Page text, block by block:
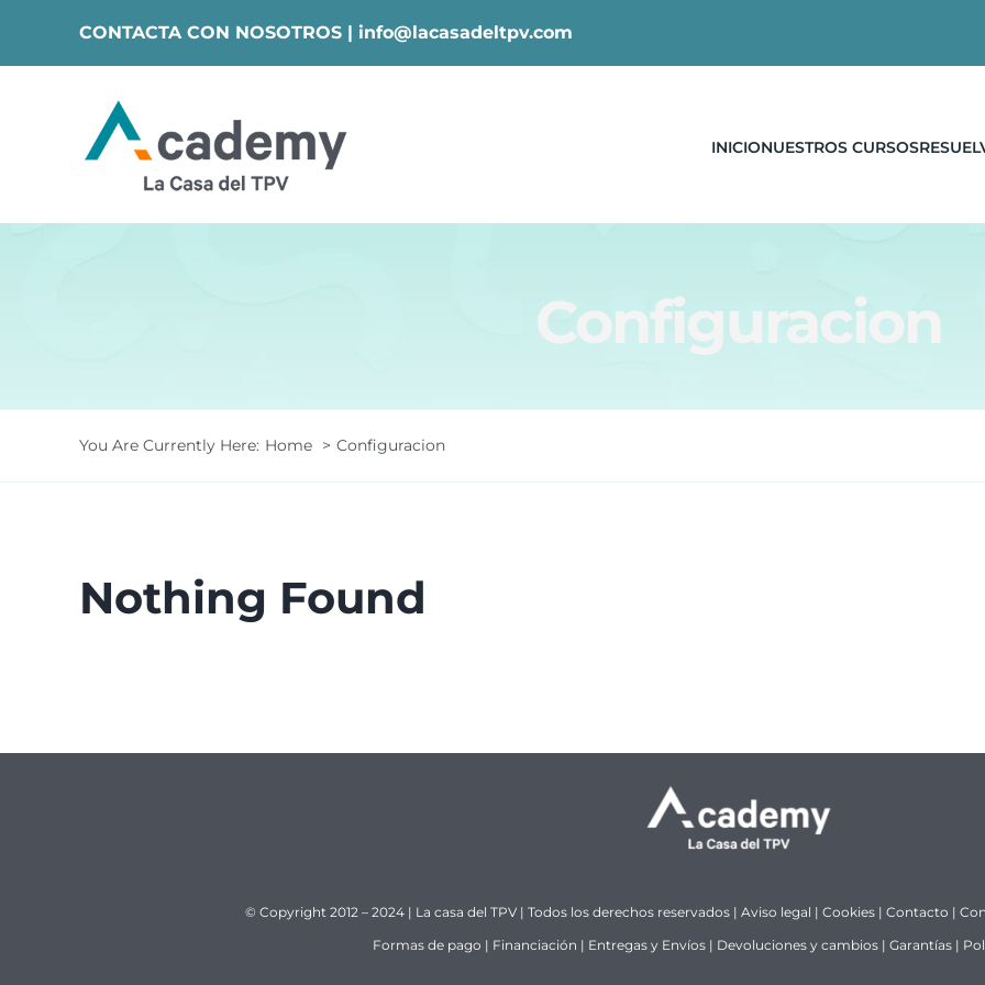
content
CONTACTA CON NOSOTROS | info@lacasadeltpv.com
INICIONUESTROS CURSOS
Configuracion
You Are Currently Here: Home Configuracion
Nothing Found
© Copyright 2012 – 2024 | La casa del TPV | Todos los derechos reservados | Aviso legal | Cookies| Contacto |
Formas de pago | Financiación | Entregas y Envíos| Devoluciones y cambios| Garantías|